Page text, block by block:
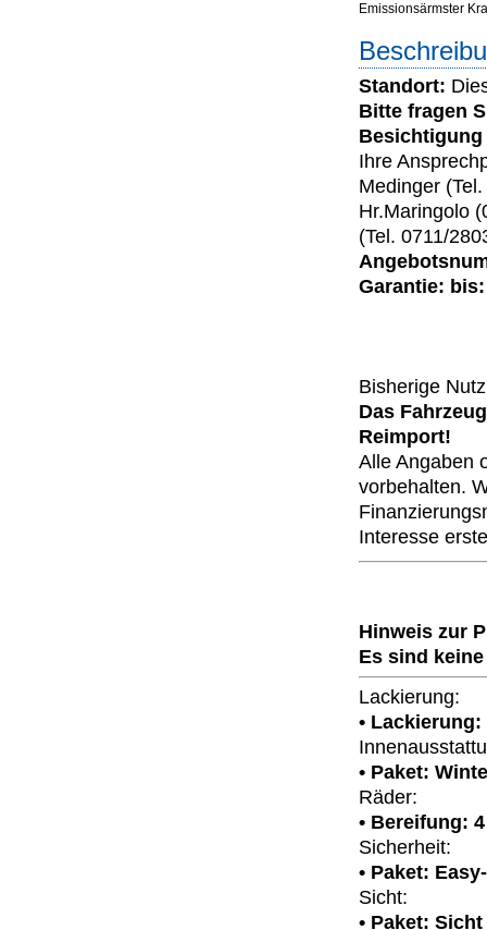
Emissionsärmster
Standort:
Bitte fragen
Ihre
Medinger
Hr.Maringolo
(Tel. 0711/
Garantie: bis:
Bisherige
Das
Reimport!
Alle Angaben
vorbehalten.
Interesse
Hinweis zur
Es sind
Lackierung:
•
• Paket:
Räder:
• Bereifung:
Sicherheit:
• Paket:
Sicht:
• Paket: Sicht